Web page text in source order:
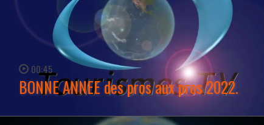
00:45
BONNE ANNEE des pros aux pros 2022.